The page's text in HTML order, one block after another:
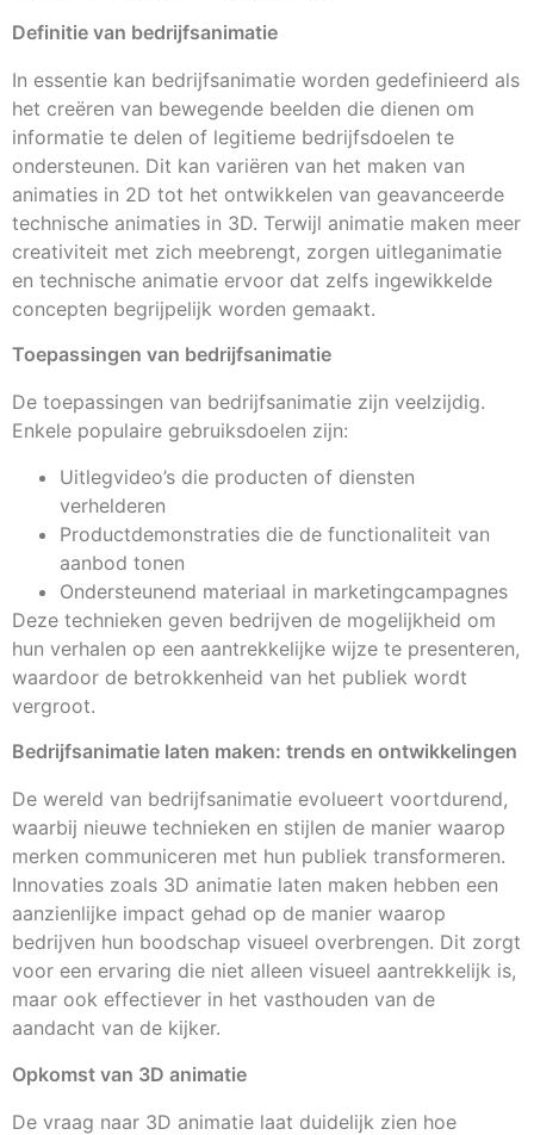
Definitie van bedrijfsanimatie
In essentie kan bedrijfsanimatie worden gedefinieerd als
het creëren van bewegende beelden die dienen om
informatie te delen of legitieme bedrijfsdoelen te
ondersteunen. Dit kan variëren van het maken van
animaties in 2D tot het ontwikkelen van geavanceerde
technische animaties in 3D. Terwijl animatie maken meer
creativiteit met zich meebrengt, zorgen uitleganimatie
en technische animatie ervoor dat zelfs ingewikkelde
concepten begrijpelijk worden gemaakt.
Toepassingen van bedrijfsanimatie
De toepassingen van bedrijfsanimatie zijn veelzijdig.
Enkele populaire gebruiksdoelen zijn:
Uitlegvideo’s die producten of diensten
verhelderen
Productdemonstraties die de functionaliteit van
aanbod tonen
Ondersteunend materiaal in marketingcampagnes
Deze technieken geven bedrijven de mogelijkheid om
hun verhalen op een aantrekkelijke wijze te presenteren,
waardoor de betrokkenheid van het publiek wordt
vergroot.
Bedrijfsanimatie laten maken: trends en ontwikkelingen
De wereld van bedrijfsanimatie evolueert voortdurend,
waarbij nieuwe technieken en stijlen de manier waarop
merken communiceren met hun publiek transformeren.
Innovaties zoals 3D animatie laten maken hebben een
aanzienlijke impact gehad op de manier waarop
bedrijven hun boodschap visueel overbrengen. Dit zorgt
voor een ervaring die niet alleen visueel aantrekkelijk is,
maar ook effectiever in het vasthouden van de
aandacht van de kijker.
Opkomst van 3D animatie
De vraag naar 3D animatie laat duidelijk zien hoe